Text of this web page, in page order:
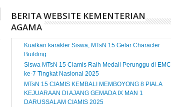
BERITA WEBSITE KEMENTERIAN
AGAMA
Kuatkan karakter Siswa, MTsN 15 Gelar Character
Building
Siswa MTsN 15 Ciamis Raih Medali Perunggu di EMC
ke-7 Tingkat Nasional 2025
MTsN 15 CIAMIS KEMBALI MEMBOYONG 8 PIALA
KEJUARAAN DI AJANG GEMADA IX MAN 1
DARUSSALAM CIAMIS 2025